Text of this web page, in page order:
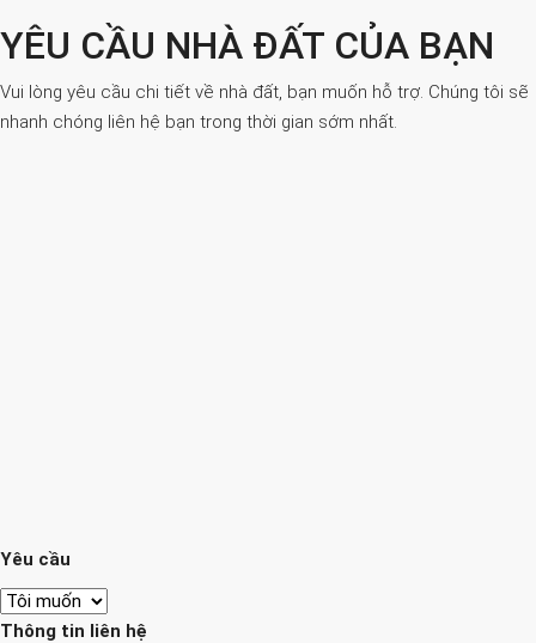
YÊU CẦU NHÀ ĐẤT CỦA BẠN
Vui lòng yêu cầu chi tiết về nhà đất, bạn muốn hỗ trợ. Chúng tôi sẽ
nhanh chóng liên hệ bạn trong thời gian sớm nhất.
Yêu cầu
Thông tin liên hệ